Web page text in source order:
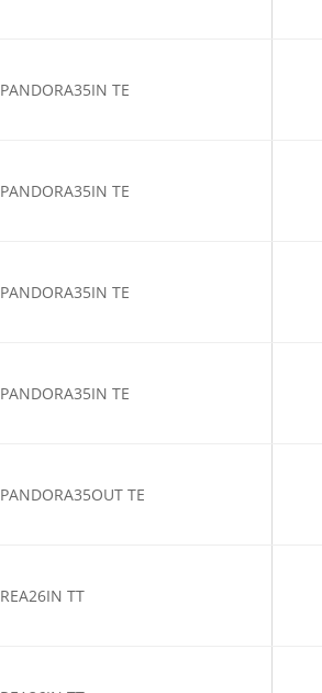
PANDORA35IN TE
PANDORA35IN TE
PANDORA35IN TE
PANDORA35IN TE
PANDORA35OUT TE
REA26IN TT